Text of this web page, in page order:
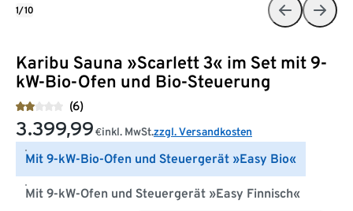
Karibu Sauna »Scarlett 3« im Set mit 9-
kW-Bio-Ofen und Bio-Steuerung
(6)
3.399,99 €inkl. MwSt.zzgl. Versandkosten
Mit 9-kW-Bio-Ofen und Steuergerät »Easy Bio«
Mit 9-kW-Ofen und Steuergerät »Easy Finnisch«
1/10